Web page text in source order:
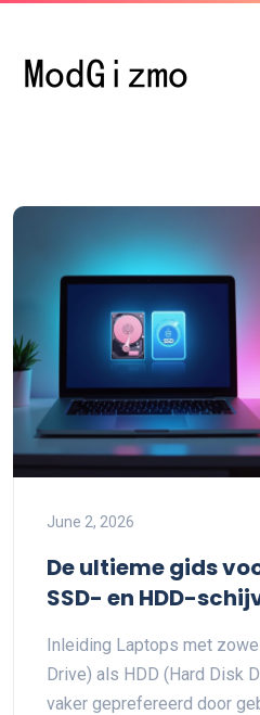
June 2, 2026
De ultieme gids
SSD- en HDD-
Inleiding Laptops met
Drive) als HDD (Hard Disk
vaker geprefereerd door